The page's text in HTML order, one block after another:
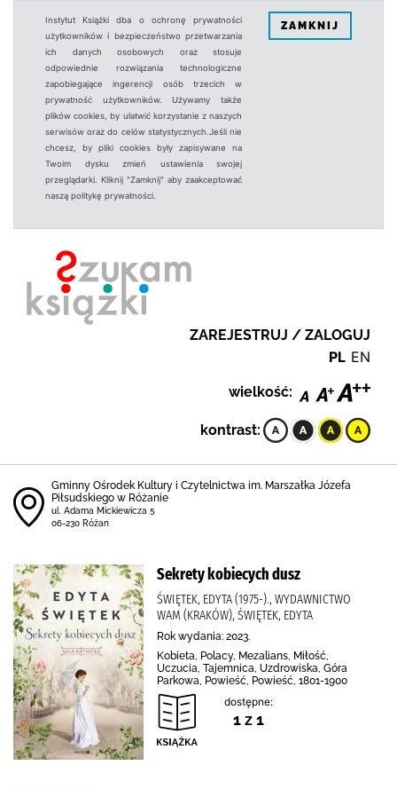
Instytut Książki dba o ochronę prywatności
użytkowników i bezpieczeństwo przetwarzania
ich danych osobowych oraz stosuje
odpowiednie rozwiązania technologiczne
zapobiegające ingerencji osób trzecich w
prywatność użytkowników. Używamy także
plików cookies, by ułatwić korzystanie z naszych
serwisów oraz do celów statystycznych.Jeśli nie
chcesz, by pliki cookies były zapisywane na
Twoim dysku zmień ustawienia swojej
przeglądarki. Kliknij "Zamknij" aby zaakceptować
naszą politykę prywatności.
ZAMKNIJ
ZAREJESTRUJ / ZALOGUJ
PL EN
wielkość:
kontrast:
Gminny Ośrodek Kultury i Czytelnictwa im. Marszałka Józefa
Piłsudskiego w Różanie
ul. Adama Mickiewicza 5
06-230 Różan
Sekrety kobiecych dusz
ŚWIĘTEK, EDYTA (1975-)., WYDAWNICTWO
WAM (KRAKÓW), ŚWIĘTEK, EDYTA
Rok wydania: 2023.
Kobieta, Polacy, Mezalians, Miłość,
Uczucia, Tajemnica, Uzdrowiska, Góra
Parkowa, Powieść, Powieść, 1801-1900
dostępne:
1 z 1